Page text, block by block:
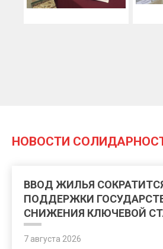
НОВОСТИ
ВВОД ЖИЛЬЯ
ПОДДЕРЖКИ
СНИЖЕНИЯ КЛЮЧЕВОЙ
7 августа 2026